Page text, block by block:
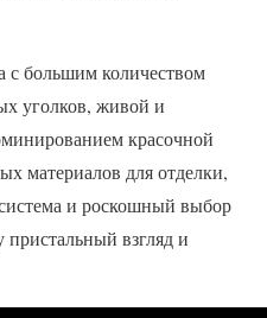
с большим количеством
уголков, живой и
красочной
материалов для отделки,
и роскошный выбор
пристальный взгляд и